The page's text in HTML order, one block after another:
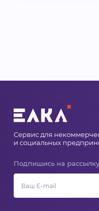
Сервис для
и социальных
Подпишись на